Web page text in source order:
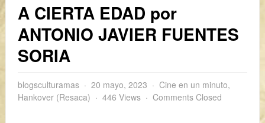
A CIERTA EDAD por
ANTONIO JAVIER FUENTES
SORIA
blogsculturamas 20 mayo, 2023 Cine en un minuto,
Hankover (Resaca)
446 Views Comments Closed